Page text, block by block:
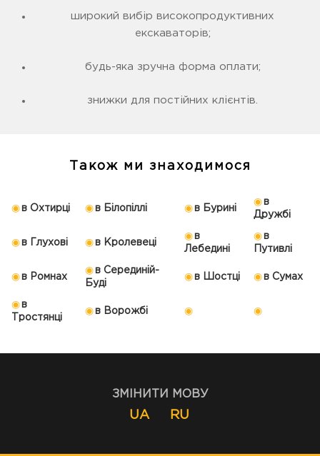
широкий вибір високопродуктивних
екскаваторів;
будь-яка зручна форма оплати;
знижки для постійних клієнтів.
Також ми знаходимося
в Охтирці в Білопіллі в Бурині
в
Дружбі
в Глухові в Кролевеці
в
Лебедині
в
Путивлі
в Ромнах
в Серединій-
Буді
в Шостці в Сумах
в
Тростянці
в Ворожбі
ЗМІНИТИ МОВУ
UA RU